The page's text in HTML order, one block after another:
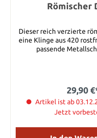
Römischer
Dieser reich verzierte
eine Klinge aus 420
passende
29,90
Artikel ist ab
Jetzt